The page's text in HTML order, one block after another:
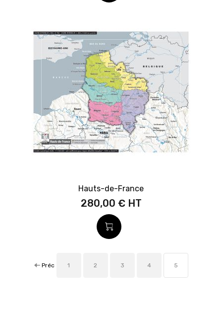
Hauts-de-France
280,00 €
Préc 1 2 3 4 5